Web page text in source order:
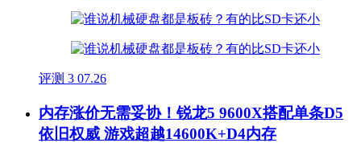
评测 3 07.26
内存涨价无需妥协！锐龙5 9600X搭配单条D5
依旧权威 游戏超越14600K+D4内存